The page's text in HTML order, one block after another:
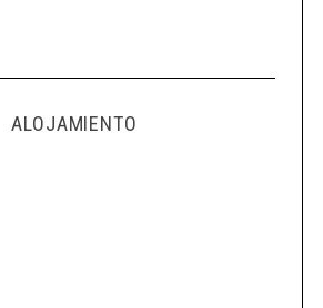
ALOJAMIENTO